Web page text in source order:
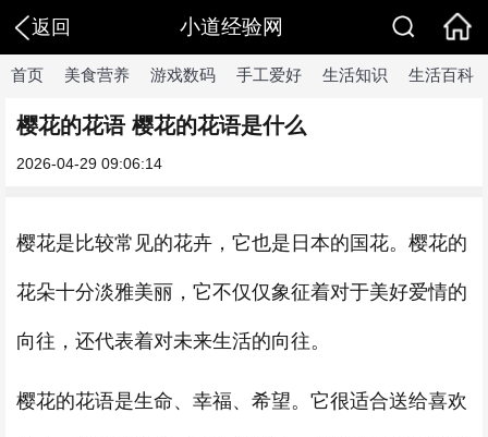
返回 小道经验网
首页 美食营养 游戏数码 手工爱好 生活知识 生活百科
樱花的花语 樱花的花语是什么
2026-04-29 09:06:14
樱花是比较常见的花卉，它也是日本的国花。樱花的
花朵十分淡雅美丽，它不仅仅象征着对于美好爱情的
向往，还代表着对未来生活的向往。
樱花的花语是生命、幸福、希望。它很适合送给喜欢